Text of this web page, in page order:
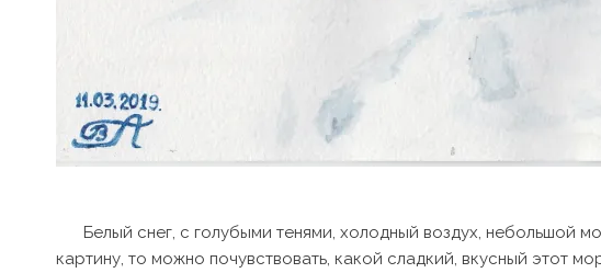
Белый снег, с голубыми тенями, холодный воздух, небольшой
картину, то можно почувствовать, какой сладкий, вкусный этот